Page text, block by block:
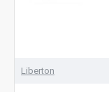
Liberton